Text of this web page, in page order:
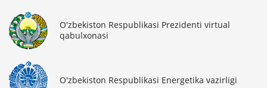
O'zbekiston Respublikasi Prezidenti virtual
qabulxonasi
O'zbekiston Respublikasi Energetika vazirligi